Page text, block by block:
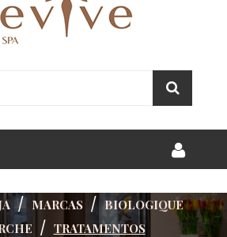
MARCAS
BIOLOGIQUE
TRATAMENTOS